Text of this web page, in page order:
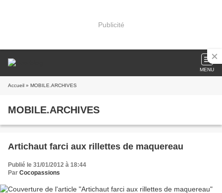
Publicité
MENU
Accueil » MOBILE.ARCHIVES
MOBILE.ARCHIVES
Artichaut farci aux rillettes de maquereau
Publié le 31/01/2012 à 18:44
Par Cocopassions